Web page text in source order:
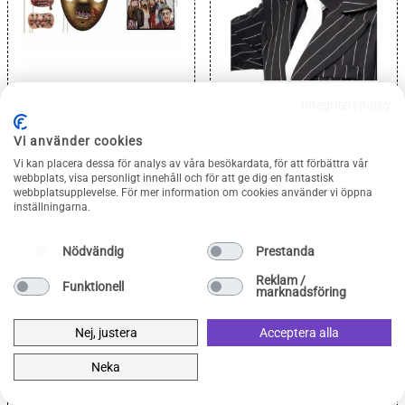
Halloween
59kr
Vi använder cookies
Vi kan placera dessa för analys av våra besökardata, för att förbättra vår
webbplats, visa personligt innehåll och för att ge dig en fantastisk
webbplatsupplevelse. För mer information om cookies använder vi öppna
inställningarna.
Nödvändig Prestanda
Funktionell
Reklam /
marknadsföring
Nej, justera Acceptera alla
Neka